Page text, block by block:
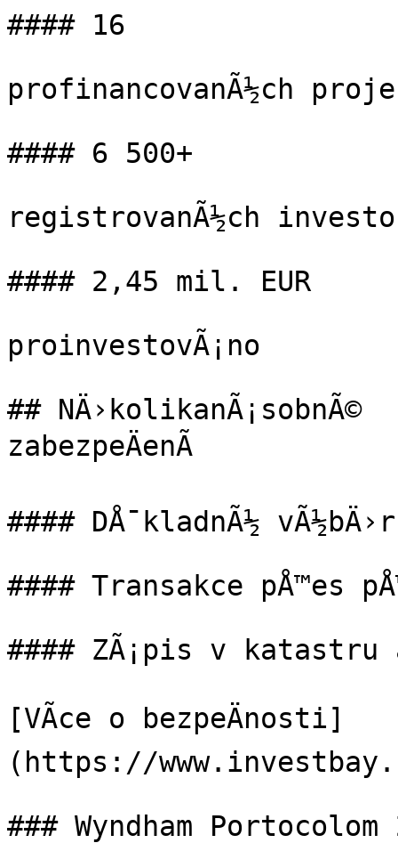
#### 16
profinancovanÃ½ch
#### 6 500+
registrovanÃ½ch
#### 2,45 mil. EUR
proinvestovÃ¡no
## NÄ›kolikanÃ¡sobnÃ©
zabezpeÄenÃ­
#### DÅ¯kladnÃ½
#### Transakce pÅ™es
#### ZÃ¡pis v katastru
[VÃ­ce o bezpeÄnosti]
(https://
### Wyndham